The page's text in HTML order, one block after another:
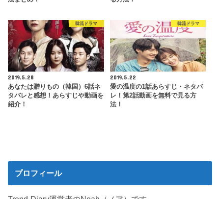
韓流ドラマ
2019.5.28
あなたは贈りもの（韓国）6話ネ
タバレと感想！あらすじや動画を
紹介！
韓流ドラマ
2019.5.22
愛の温度の1話あらすじ・ネタバ
レ！第2話動画を無料で見る方
法！
プロフィール